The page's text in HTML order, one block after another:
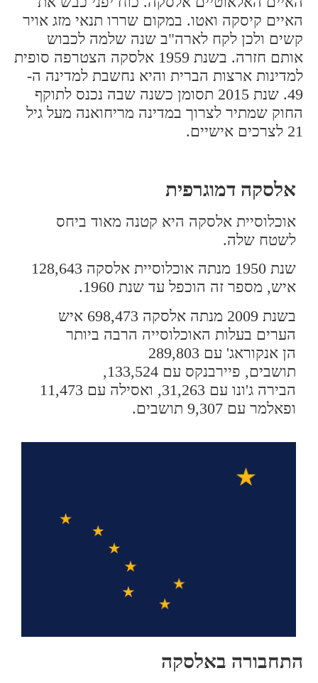
האיים קיסקה ואטו. במקום שררו תנאי מזג אויר
קשים ולכן לקח לארה"ב שנה שלמה לכבוש
אותם חזרה. בשנת 1959 אלסקה הצטרפה סופית
למדינות ארצות הברית והיא נחשבת למדינה ה-
49. שנת 2015 תסומן כשנה שבה נכנס לתוקף
החוק שמתיר לצרוך במדינה מריחואנה מעל גיל
21 לצרכים אישיים.
אלסקה דמוגרפית
אוכלוסיית אלסקה היא קטנה מאוד ביחס
לשטח שלה.
שנת 1950 מנתה אוכלוסיית אלסקה 128,643
איש, מספר זה הוכפל עד שנת 1960.
בשנת 2009 מנתה אלסקה 698,473 איש
הערים בעלות האוכלוסייה הרבה ביותר
הן אנקוראג' עם 289,803
תושבים, פיירבנקס עם 133,524,
הבירה ג'ונו עם 31,263, ואסילה עם 11,473
ופאלמר עם 9,307 תושבים.
התחבורה באלסקה